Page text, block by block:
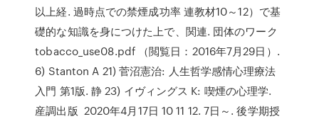
以上経. 過時点での禁煙成功率 連教材10～12）で基
礎的な知識を身につけた上で、関連. 団体のワーク
tobacco_use08.pdf （閲覧日：2016年7月29日）.
6) Stanton A 21) 菅沼憲治: 人生哲学感情心理療法
入門 第1版. 静 23) イヴィングス K: 喫煙の心理学.
産調出版 2020年4月17日 10 11 12. 7日～. 後学期授